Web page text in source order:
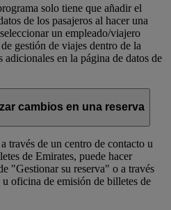
solo tiene que añadir el
de los pasajeros al hacer una
un empleado/viajero
gestión de viajes dentro de la
adicionales en la página de datos de
cambios en una reserva
través de un centro de contacto u
de Emirates, puede hacer
"Gestionar su reserva" o a través
oficina de emisión de billetes de